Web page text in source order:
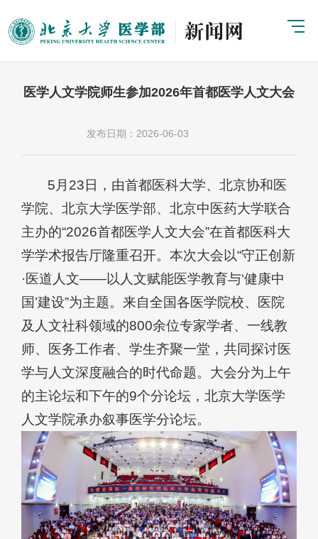
医学人文学院师生参加2026年首都医学人文大会
发布日期：2026-06-03
5月23日，由首都医科大学、北京协和医
学院、北京大学医学部、北京中医药大学联合
主办的“2026首都医学人文大会”在首都医科大
学学术报告厅隆重召开。本次大会以“守正创新
·医道人文——以人文赋能医学教育与‘健康中
国’建设”为主题。来自全国各医学院校、医院
及人文社科领域的800余位专家学者、一线教
师、医务工作者、学生齐聚一堂，共同探讨医
学与人文深度融合的时代命题。大会分为上午
的主论坛和下午的9个分论坛， 北京大学医学
人文学院承办叙事医学分论坛。